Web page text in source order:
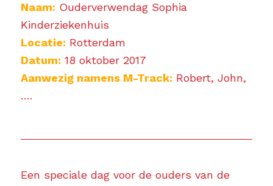
Naam: Ouderverwendag Sophia
Kinderziekenhuis
Locatie: Rotterdam
Datum: 18 oktober 2017
Aanwezig namens M-Track: Robert, John,
….
Een speciale dag voor de ouders van de